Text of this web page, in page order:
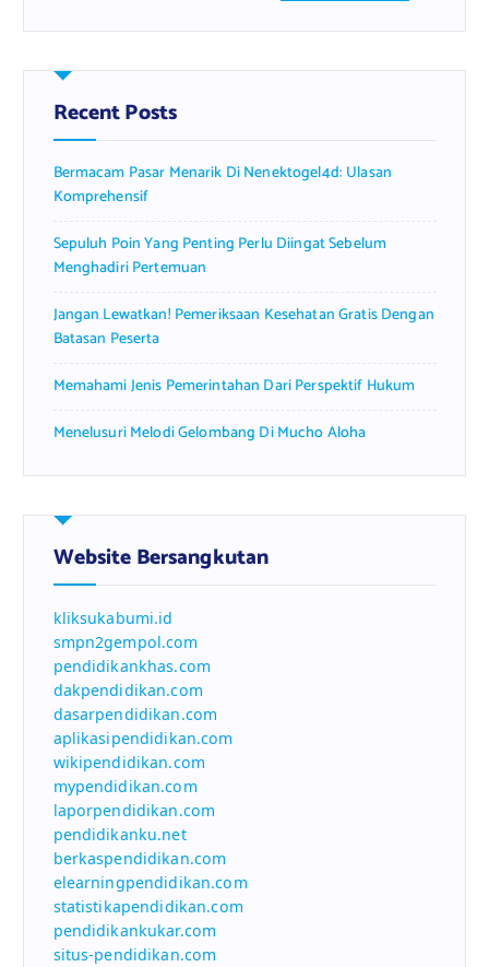
r
h
f
o
:
Recent Posts
Bermacam Pasar Menarik Di Nenektogel4d: Ulasan
Komprehensif
Sepuluh Poin Yang Penting Perlu Diingat Sebelum
Menghadiri Pertemuan
Jangan Lewatkan! Pemeriksaan Kesehatan Gratis Dengan
Batasan Peserta
Memahami Jenis Pemerintahan Dari Perspektif Hukum
Menelusuri Melodi Gelombang Di Mucho Aloha
Website Bersangkutan
kliksukabumi.id
smpn2gempol.com
pendidikankhas.com
dakpendidikan.com
dasarpendidikan.com
aplikasipendidikan.com
wikipendidikan.com
mypendidikan.com
laporpendidikan.com
pendidikanku.net
berkaspendidikan.com
elearningpendidikan.com
statistikapendidikan.com
pendidikankukar.com
situs-pendidikan.com